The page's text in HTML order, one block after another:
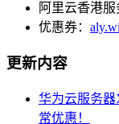
阿里云香港
优惠券：
更新内容
华为云服务器
常优惠！